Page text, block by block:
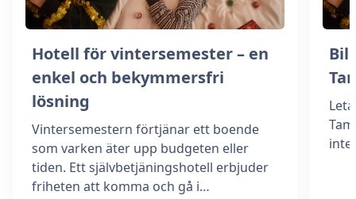
Hotell för vintersemester – en
enkel och bekymmersfri
lösning
Vintersemestern förtjänar ett boende
som varken äter upp budgeten eller
tiden. Ett självbetjäningshotell erbjuder
friheten att komma och gå i…
inte